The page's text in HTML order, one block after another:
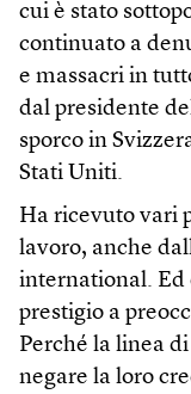
cui è stato
continuato a
e massacri in
dal presidente
sporco in
Stati Uniti.
Ha ricevuto vari
lavoro, anche
international. Ed
prestigio a
Perché la linea
negare la loro